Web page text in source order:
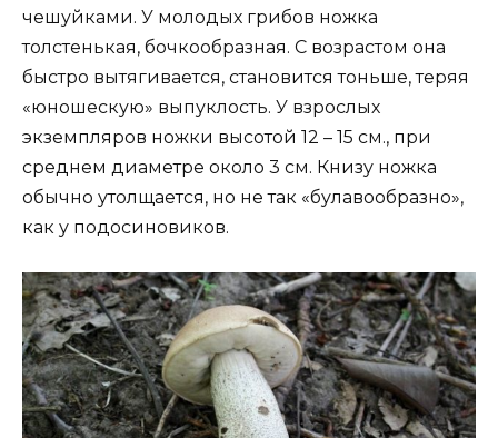
чешуйками. У молодых грибов ножка
толстенькая, бочкообразная. С возрастом она
быстро вытягивается, становится тоньше, теряя
«юношескую» выпуклость. У взрослых
экземпляров ножки высотой 12 – 15 см., при
среднем диаметре около 3 см. Книзу ножка
обычно утолщается, но не так «булавообразно»,
как у подосиновиков.